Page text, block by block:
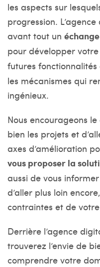
les aspects sur
progression.
avant tout un
pour développer votre
futures
les mécanismes qui
ingénieux.
Nous encourageons
bien les projets et
axes d’amélioration
vous proposer la
aussi de vous
d’aller plus loin
contraintes et de
Derrière l’agence
trouverez l’envie de
comprendre votre